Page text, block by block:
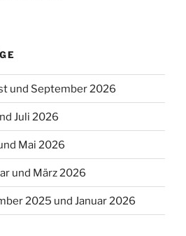
und September 2026
Juli 2026
Mai 2026
und März 2026
2025 und Januar 2026